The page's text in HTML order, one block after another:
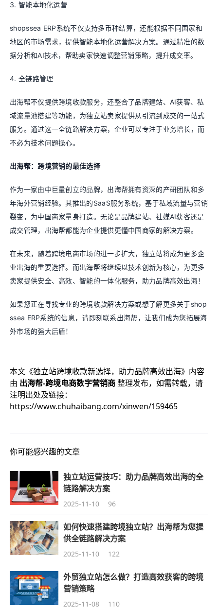
3. 智能本地化运营
shopssea ERP系统不仅支持多币种结算，还能根据不同国家和
地区的市场需求，提供智能本地化运营解决方案。通过精准的数
据分析和AI技术，帮助卖家快速调整营销策略，提升成交率。
4. 全链路管理
出海帮不仅提供跨境收款服务，还整合了品牌建站、AI获客、私
域流量池搭建等功能，为独立站卖家提供从引流到成交的一站式
服务。通过这一全链路解决方案，企业可以专注于业务增长，而
不必为技术问题操心。
出海帮：跨境营销的最佳选择
作为一家由中巨量创立的品牌，出海帮拥有资深的产研团队和多
年海外营销经验。其推出的SaaS服务系统，基于私域流量与营销
裂变，为中国商家量身打造。无论是品牌建站、社媒AI获客还是
成交管理，出海帮都能为企业提供更懂中国商家的解决方案。
在未来，随着跨境电商市场的进一步扩大，独立站将成为更多企
业出海的重要选择。而出海帮将继续以技术创新为核心，为更多
卖家提供安全、高效、智能的一体化服务，助力品牌高效出海！
如果您正在寻找专业的跨境收款解决方案或想了解更多关于shop
ssea ERP系统的信息，请即刻联系出海帮，让我们成为您拓展海
外市场的强大后盾！
本文《独立站跨境收款新选择，助力品牌高效出海》内容
由 出海帮-跨境电商数字营销商整理发布，如需转载，请
注明出处及链接：
https://www.chuhaibang.com/xinwen/159465
你可能感兴趣的文章
独立站运营技巧：助力品牌高效出海的全
链路解决方案
2025-11-10 96
如何快速搭建跨境独立站？出海帮为您提
供全链路解决方案
2025-11-10 122
外贸独立站怎么做？打造高效获客的跨境
营销策略
2025-11-08 110